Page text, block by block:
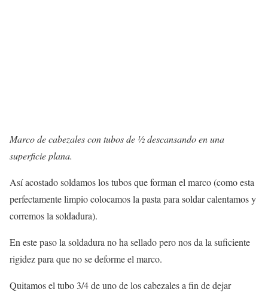
Marco de cabezales con tubos de ½ descansando en una
superficie plana.
Así acostado soldamos los tubos que forman el marco (como esta
perfectamente limpio colocamos la pasta para soldar calentamos y
corremos la soldadura).
En este paso la soldadura no ha sellado pero nos da la suficiente
rigidez para que no se deforme el marco.
Quitamos el tubo 3/4 de uno de los cabezales a fin de dejar